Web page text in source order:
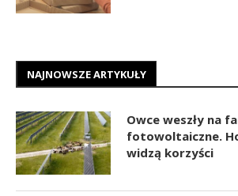
NAJNOWSZE ARTYKUŁY
Owce weszły na
fotowoltaiczne.
widzą korzyści